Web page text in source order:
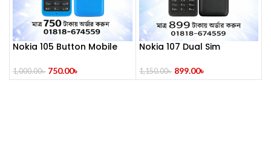
Nokia 105 Button Mobile
1,000.00৳ 750.00৳
Nokia 107 Dual Sim
1,150.00৳ 899.00৳